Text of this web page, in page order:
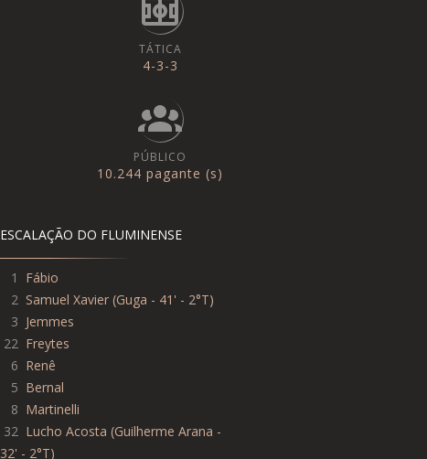
TÁTICA
4-3-3
PÚBLICO
10.244 pagante (s)
ESCALAÇÃO DO FLUMINENSE
1
Fábio
2 Samuel Xavier (Guga - 41' - 2°T)
3 Jemmes
22 Freytes
6 Renê
5 Bernal
8 Martinelli
32 Lucho Acosta (Guilherme Arana -
32' - 2°T)